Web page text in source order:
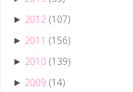
► 2012 (107)
► 2011 (156)
► 2010 (139)
► 2009 (14)